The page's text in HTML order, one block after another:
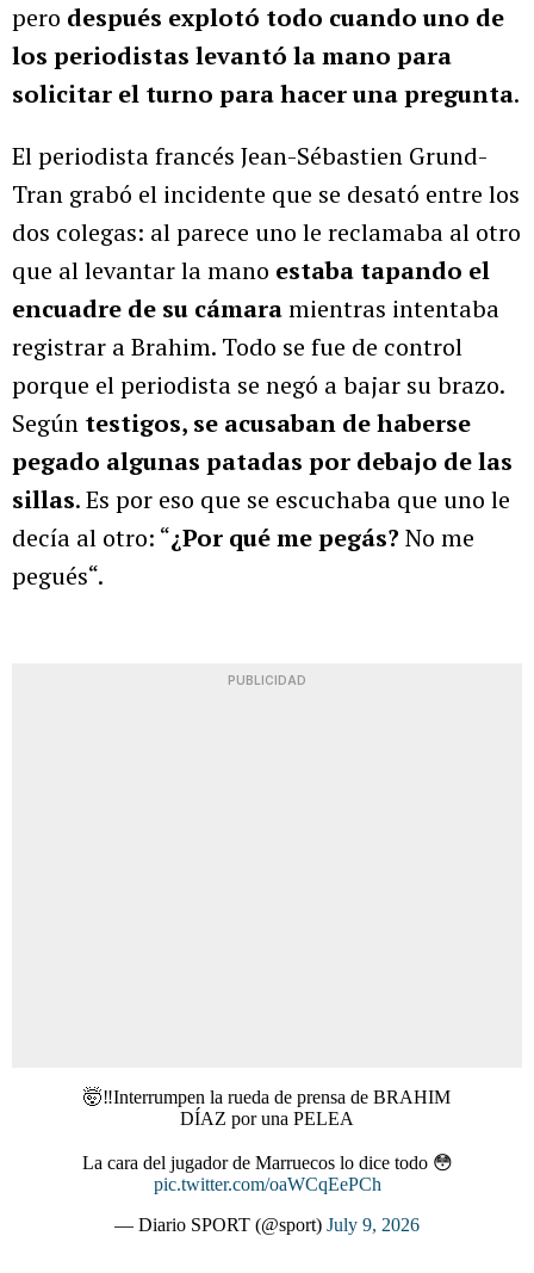
pero después explotó todo cuando uno de
los periodistas levantó la mano para
solicitar el turno para hacer una pregunta.
El periodista francés Jean-Sébastien Grund-
Tran grabó el incidente que se desató entre los
dos colegas: al parece uno le reclamaba al otro
que al levantar la mano estaba tapando el
encuadre de su cámaramientras intentaba
registrar a Brahim. Todo se fue de control
porque el periodista se negó a bajar su brazo.
Según testigos, se acusaban de haberse
pegado algunas patadas por debajo de las
sillas. Es por eso que se escuchaba que uno le
decía al otro: “¿Por qué me pegás? No me
pegués“.
PUBLICIDAD
🤯‼️Interrumpen la rueda de prensa de BRAHIM
DÍAZ por una PELEA
La cara del jugador de Marruecos lo dice todo 😳
pic.twitter.com/oaWCqEePCh
— Diario SPORT (@sport) July 9, 2026